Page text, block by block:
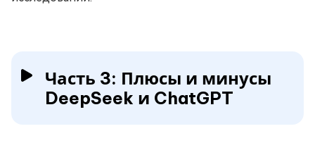
Часть 3: Плюсы и минусы
DeepSeek и ChatGPT